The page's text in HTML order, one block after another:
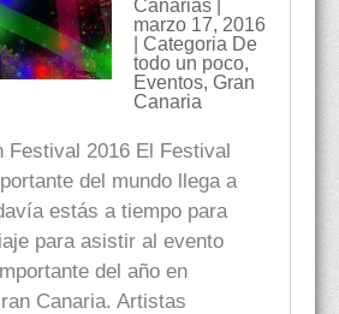
Canarias |
marzo 17, 2016
| Categoria De
todo un poco,
Eventos, Gran
Canaria
Festival 2016 El Festival
del mundo llega a
estás a tiempo para
para asistir al evento
del año en
Canaria. Artistas